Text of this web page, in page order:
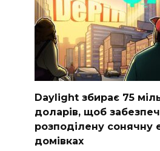
Daylight збирає 75
доларів, щоб
розподілену сонячну
домівках